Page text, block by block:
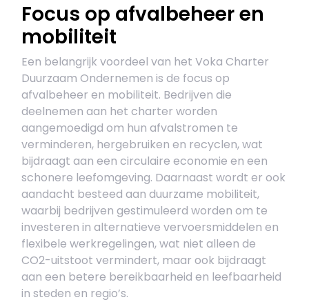
Focus op afvalbeheer en
mobiliteit
Een belangrijk voordeel van het Voka Charter
Duurzaam Ondernemen is de focus op
afvalbeheer en mobiliteit. Bedrijven die
deelnemen aan het charter worden
aangemoedigd om hun afvalstromen te
verminderen, hergebruiken en recyclen, wat
bijdraagt aan een circulaire economie en een
schonere leefomgeving. Daarnaast wordt er ook
aandacht besteed aan duurzame mobiliteit,
waarbij bedrijven gestimuleerd worden om te
investeren in alternatieve vervoersmiddelen en
flexibele werkregelingen, wat niet alleen de
CO2-uitstoot vermindert, maar ook bijdraagt
aan een betere bereikbaarheid en leefbaarheid
in steden en regio’s.